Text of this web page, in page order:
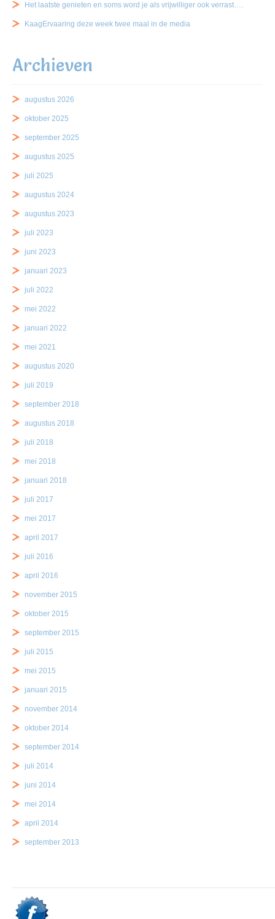
Het laatste genieten en soms word je als vrijwilliger ook verrast….
KaagErvaaring deze week twee maal in de media
Archieven
augustus 2026
oktober 2025
september 2025
augustus 2025
juli 2025
augustus 2024
augustus 2023
juli 2023
juni 2023
januari 2023
juli 2022
mei 2022
januari 2022
mei 2021
augustus 2020
juli 2019
september 2018
augustus 2018
juli 2018
mei 2018
januari 2018
juli 2017
mei 2017
april 2017
juli 2016
april 2016
november 2015
oktober 2015
september 2015
juli 2015
mei 2015
januari 2015
november 2014
oktober 2014
september 2014
juli 2014
juni 2014
mei 2014
april 2014
september 2013